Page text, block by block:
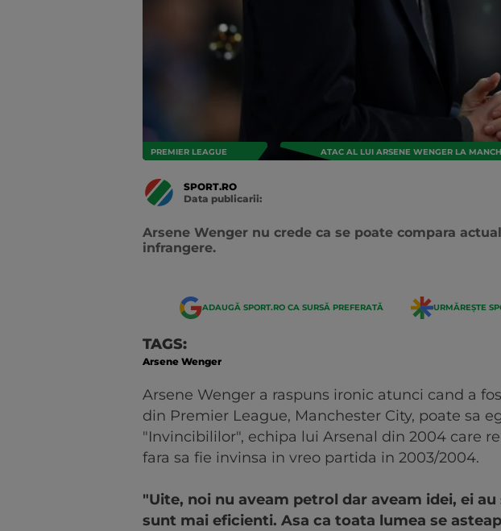
PREMIER LEAGUE ATAC AL LUI ARSENE WENGER LA
SPORT.RO
Data publicarii:
Arsene Wenger nu crede ca se poate compara
infrangere.
ADAUGĂ SPORT.RO CA SURSĂ PREFERATĂ URMĂREȘTE
TAGS:
Arsene Wenger
Arsene Wenger a raspuns ironic atunci cand a
din Premier League, Manchester City, poate sa
"Invincibililor", echipa lui Arsenal din 2004 care
fara sa fie invinsa in vreo partida in 2003/2004.
"Uite, noi nu aveam petrol dar aveam idei, ei
sunt mai eficienti. Asa ca toata lumea se